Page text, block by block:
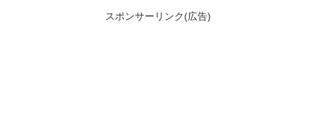
スポンサーリンク(広告)